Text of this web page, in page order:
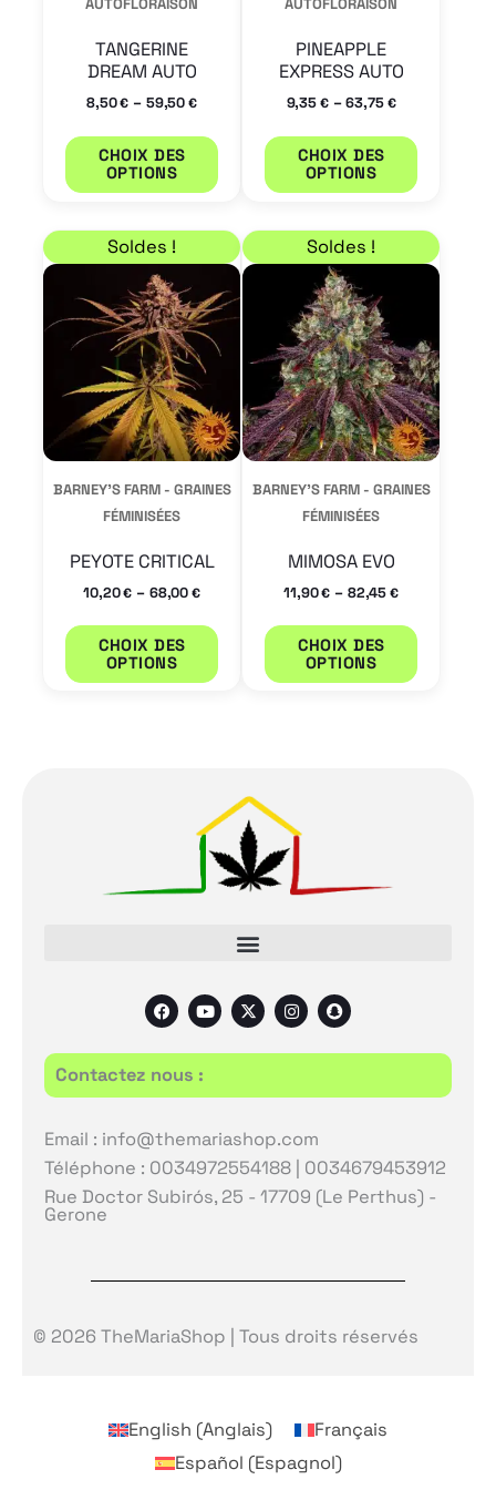
AUTOFLORAISON
TANGERINE
DREAM AUTO
8,50€ – 59,50€
CHOIX DES
OPTIONS
produit
AUTOFLORAISON
PINEAPPLE
EXPRESS AUTO
9,35 €–63,75 €
CHOIX DES
OPTIONS
Soldes !
BARNEY'S FARM - GRAINES
FÉMINISÉES
PEYOTE CRITICAL
10,20€ – 68,00€
Plage de prix : 10,20 € à 68,00 €
CHOIX DES
OPTIONS
Ce
produit
a
plusieurs
variations.
Les
options
peuvent
page
du
Soldes !
BARNEY'S FARM - GRAINES
FÉMINISÉES
MIMOSA EVO
11,90€ – 82,45€
Plage de prix : 11,90
CHOIX DES
OPTIONS
Ce
produit
Les
options
peuvent
page
du
F
a
e
b
o
o
Y
o
t
e
X
-
w
t
r
I
n
t
r
m
S
n
p
a
Contactez nous :
Email : info@themariashop.com
Téléphone : 0034972554188 | 0034679453912
Rue Doctor Subirós, 25 - 17709 (Le Perthus) -
Gerone
© 2026 TheMariaShop | Tous droits réservés
English (Anglais)
Français
Español (Espagnol)